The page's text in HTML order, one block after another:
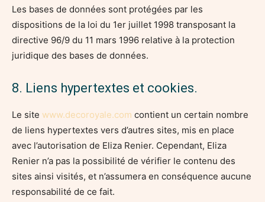
Les bases de données sont protégées par les
dispositions de la loi du 1er juillet 1998 transposant la
directive 96/9 du 11 mars 1996 relative à la protection
juridique des bases de données.
8. Liens hypertextes et cookies.
Le site www.decoroyale.com contient un certain nombre
de liens hypertextes vers d’autres sites, mis en place
avec l’autorisation de Eliza Renier. Cependant, Eliza
Renier n’a pas la possibilité de vérifier le contenu des
sites ainsi visités, et n’assumera en conséquence aucune
responsabilité de ce fait.